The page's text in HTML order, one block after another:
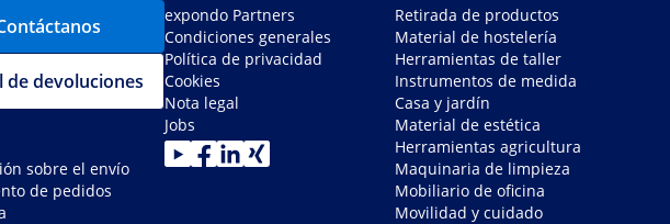
de devoluciones
sobre el envío
de pedidos
expondo Partners
Condiciones generales
Política de privacidad
Cookies
Nota legal
Jobs
Retirada de productos
Material de hostelería
Herramientas de taller
Instrumentos de medida
Casa y jardín
Material de estética
Herramientas agricultura
Maquinaria de limpieza
Mobiliario de oficina
Movilidad y cuidado